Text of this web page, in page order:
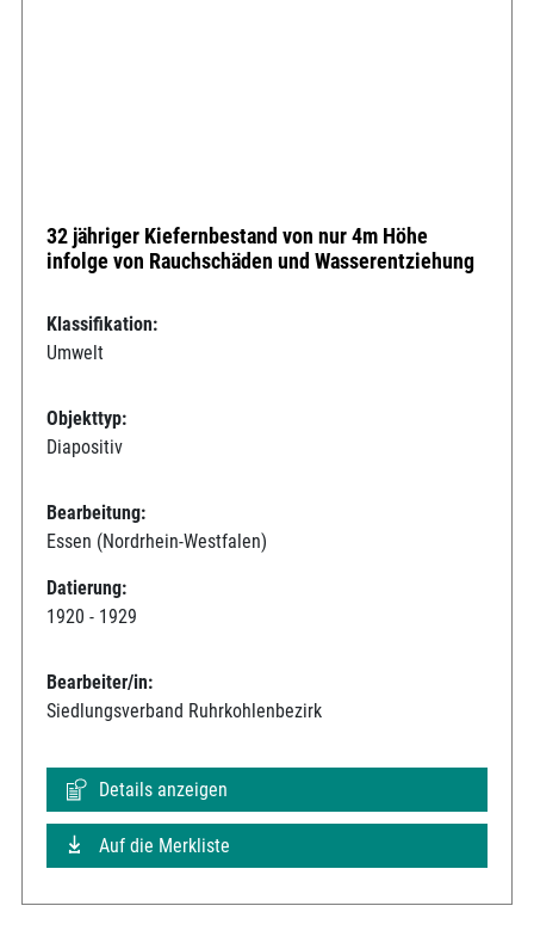
32 jähriger Kiefernbestand von nur 4m Höhe
infolge von Rauchschäden und Wasserentziehung
Klassifikation:
Umwelt
Objekttyp:
Diapositiv
Bearbeitung:
Essen (Nordrhein-Westfalen)
Datierung:
1920 - 1929
Bearbeiter/in:
Siedlungsverband Ruhrkohlenbezirk
Details anzeigen
Auf die Merkliste